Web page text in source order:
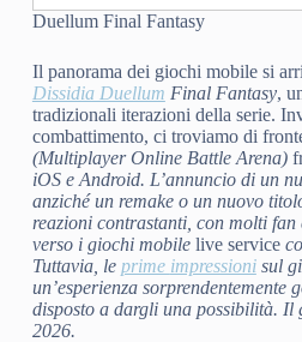
Duellum Final Fantasy
Il panorama dei giochi mobile si
Dissidia Duellum Final Fantasy,
tradizionali iterazioni della serie.
combattimento, ci troviamo di
(Multiplayer Online Battle Arena)
iOS e Android. L’annuncio di un
anziché un remake o un nuovo
reazioni contrastanti, con molti fan
verso i giochi mobile live service
Tuttavia, le prime impressionisul
un’esperienza sorprendentemente
disposto a dargli una possibilità. Il
2026.